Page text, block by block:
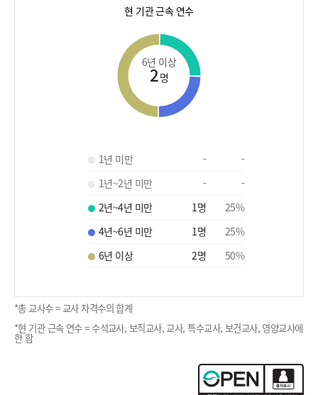
현 기관 근속 연수
6년 이상
2명
1년 미만 -
-
1년~2년 미만
-
-
2년~4년 미만
1명 25%
4년~6년 미만
1명 25%
6년 이상
2명 50%
*총 교사수 = 교사 자격수의 합계
*현 기관 근속 연수 = 수석교사, 보직교사, 교사, 특수교사, 보건교사, 영양교사에
한 함